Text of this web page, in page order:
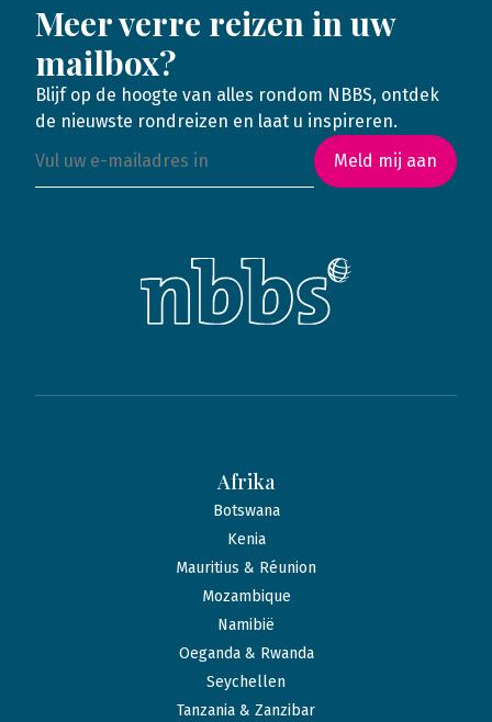
Meer verre reizen in uw
mailbox?
Blijf op de hoogte van alles rondom NBBS, ontdek
de nieuwste rondreizen en laat u inspireren.
Meld mij aan
Afrika
Botswana
Kenia
Mauritius & Réunion
Mozambique
Namibië
Oeganda & Rwanda
Seychellen
Tanzania & Zanzibar